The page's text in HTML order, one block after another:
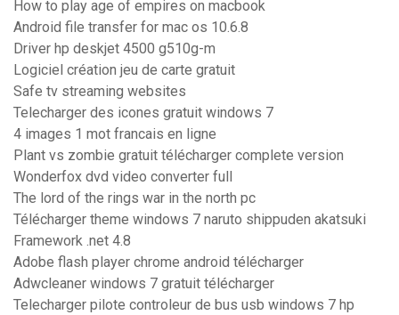
How to play age of empires on macbook
Android file transfer for mac os 10.6.8
Driver hp deskjet 4500 g510g-m
Logiciel création jeu de carte gratuit
Safe tv streaming websites
Telecharger des icones gratuit windows 7
4 images 1 mot francais en ligne
Plant vs zombie gratuit télécharger complete version
Wonderfox dvd video converter full
The lord of the rings war in the north pc
Télécharger theme windows 7 naruto shippuden akatsuki
Framework .net 4.8
Adobe flash player chrome android télécharger
Adwcleaner windows 7 gratuit télécharger
Telecharger pilote controleur de bus usb windows 7 hp